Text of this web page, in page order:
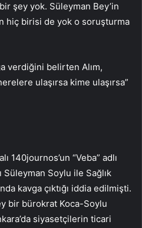
şey yok. Süleyman Bey’in
hiç birisi de yok o soruşturma
verdiğini belirten Alım,
ulaşırsa kime ulaşırsa”
140journos’un “Veba” adlı
Soylu ile Sağlık
kavga çıktığı iddia edilmişti.
bir bürokrat Koca-Soylu
siyasetçilerin ticari